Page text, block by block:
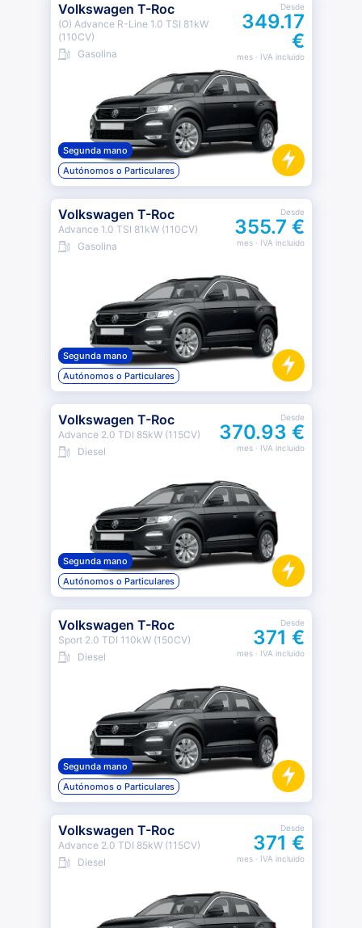
Volkswagen T-Roc
(O) Advance R-Line 1.0 TSI 81kW
(110CV)
Gasolina
Desde
349.17
€
mes· IVA incluido
Segunda mano
Autónomos o Particulares
Volkswagen T-Roc
Advance 1.0 TSI 81kW (110CV)
Gasolina
Desde
355.7 €
mes· IVA incluido
Segunda mano
Autónomos o Particulares
Volkswagen T-Roc
Advance 2.0 TDI 85kW (115CV)
Diesel
Desde
370.93 €
mes· IVA incluido
Segunda mano
Autónomos o Particulares
Volkswagen T-Roc
Sport 2.0 TDI 110kW (150CV)
Diesel
Desde
371 €
mes· IVA incluido
Segunda mano
Autónomos o Particulares
Volkswagen T-Roc
Advance 2.0 TDI 85kW (115CV)
Diesel
Desde
371 €
mes· IVA incluido